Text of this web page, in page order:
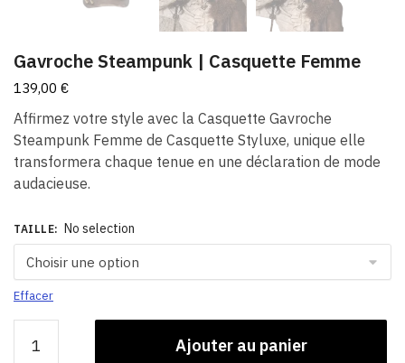
Gavroche Steampunk | Casquette Femme
139,00 €
Affirmez votre style avec la Casquette Gavroche
Steampunk Femme de Casquette Styluxe, unique elle
transformera chaque tenue en une déclaration de mode
audacieuse.
TAILLE: No selection
Effacer
Ajouter au panier